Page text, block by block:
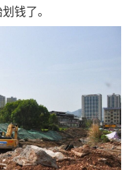
钱了。